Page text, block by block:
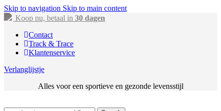
Skip to navigation Skip to main content
Koop nu, betaal in 30 dagen
Contact
Track & Trace
Klantenservice
Verlanglijstje
Alles voor een sportieve en gezonde levensstijl